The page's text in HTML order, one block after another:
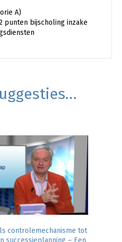
A)
punten bijscholing inzake
controlemechanisme tot
successieplanning – Een